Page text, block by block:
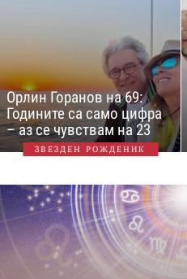
Орлин Горанов на 69:
Годините са само цифра
– аз се чувствам на 23
ЗВЕЗДЕН РОЖДЕНИК